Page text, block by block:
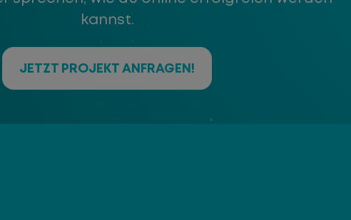
kannst.
JETZT PROJEKT ANFRAGEN!